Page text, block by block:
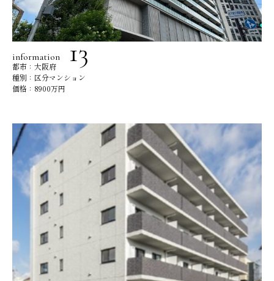
information
都市：大阪府
種別：区分マンション
価格：8900万円